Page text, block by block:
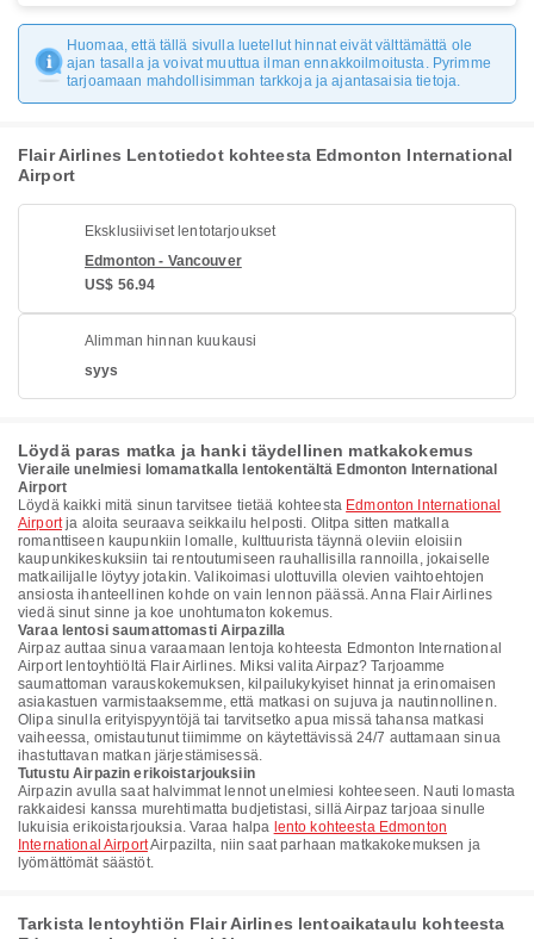
Huomaa, että tällä sivulla luetellut hinnat eivät välttämättä ole
ajan tasalla ja voivat muuttua ilman ennakkoilmoitusta. Pyrimme
tarjoamaan mahdollisimman tarkkoja ja ajantasaisia tietoja.
Flair Airlines Lentotiedot kohteesta Edmonton International
Airport
Eksklusiiviset lentotarjoukset
Edmonton - Vancouver
US$ 56.94
Alimman hinnan kuukausi
syys
Löydä paras matka ja hanki täydellinen matkakokemus
Vieraile unelmiesi lomamatkalla lentokentältä Edmonton International
Airport
Löydä kaikki mitä sinun tarvitsee tietää kohteesta Edmonton International
Airportja aloita seuraava seikkailu helposti. Olitpa sitten matkalla
romanttiseen kaupunkiin lomalle, kulttuurista täynnä oleviin eloisiin
kaupunkikeskuksiin tai rentoutumiseen rauhallisilla rannoilla, jokaiselle
matkailijalle löytyy jotakin. Valikoimasi ulottuvilla olevien vaihtoehtojen
ansiosta ihanteellinen kohde on vain lennon päässä. Anna Flair Airlines
viedä sinut sinne ja koe unohtumaton kokemus.
Varaa lentosi saumattomasti Airpazilla
Airpaz auttaa sinua varaamaan lentoja kohteesta Edmonton International
Airport lentoyhtiöltä Flair Airlines. Miksi valita Airpaz? Tarjoamme
saumattoman varauskokemuksen, kilpailukykyiset hinnat ja erinomaisen
asiakastuen varmistaaksemme, että matkasi on sujuva ja nautinnollinen.
Olipa sinulla erityispyyntöjä tai tarvitsetko apua missä tahansa matkasi
vaiheessa, omistautunut tiimimme on käytettävissä 24/7 auttamaan sinua
ihastuttavan matkan järjestämisessä.
Tutustu Airpazin erikoistarjouksiin
Airpazin avulla saat halvimmat lennot unelmiesi kohteeseen. Nauti lomasta
rakkaidesi kanssa murehtimatta budjetistasi, sillä Airpaz tarjoaa sinulle
lukuisia erikoistarjouksia. Varaa halpa lento kohteesta Edmonton
International AirportAirpazilta, niin saat parhaan matkakokemuksen ja
lyömättömät säästöt.
Tarkista lentoyhtiön Flair Airlines lentoaikataulu kohteesta